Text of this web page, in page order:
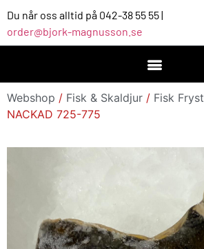
Du når oss alltid på 042-38 55 55 |
order@bjork-magnusson.se
Webshop / Fisk & Skaldjur / Fisk Fryst
NACKAD 725-775